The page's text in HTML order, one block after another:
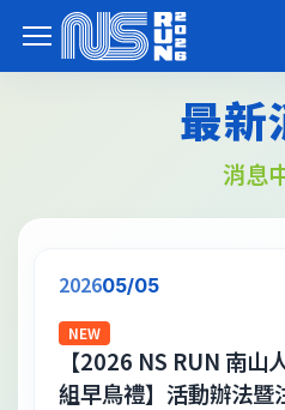
最新
消息
202605/05
NEW
【2026 NS RUN 南山
組早鳥禮】活動辦法暨